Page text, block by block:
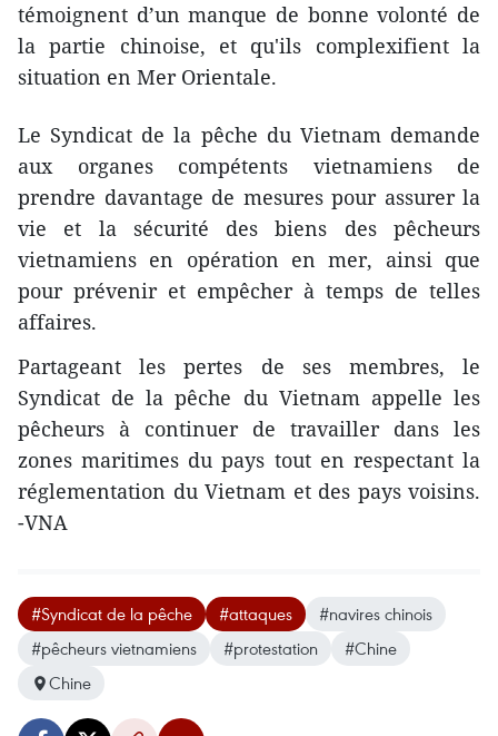
témoignent d’un manque de bonne volonté de
la partie chinoise, et qu'ils complexifient la
situation en Mer Orientale.
Le Syndicat de la pêche du Vietnam demande
aux organes compétents vietnamiens de
prendre davantage de mesures pour assurer la
vie et la sécurité des biens des pêcheurs
vietnamiens en opération en mer, ainsi que
pour prévenir et empêcher à temps de telles
affaires.
Partageant les pertes de ses membres, le
Syndicat de la pêche du Vietnam appelle les
pêcheurs à continuer ​de travailler dans les
zones maritimes du pays tout en respectant la
réglementation du Vietnam et des pays voisins.
-VNA
#Syndicat de la pêche #attaques
#navires chinois
#pêcheurs vietnamiens
#protestation
#Chine
Chine